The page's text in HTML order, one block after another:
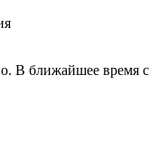
В ближайшее время с